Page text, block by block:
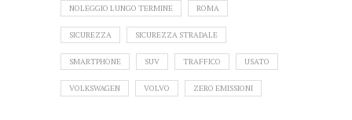
NOLEGGIO LUNGO TERMINE ROMA
SICUREZZA SICUREZZA STRADALE
SMARTPHONE SUV TRAFFICO USATO
VOLKSWAGEN VOLVO ZERO EMISSIONI